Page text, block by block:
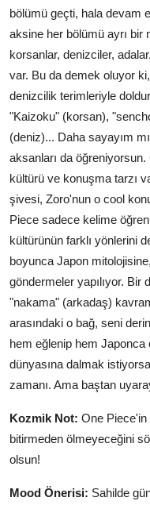
bölümü geçti, hala devam
aksine her bölümü ayrı
korsanlar, denizciler,
var. Bu da demek oluyor
denizcilik terimleriyle
"Kaizoku" (korsan),
(deniz)... Daha sayayım
aksanları da
kültürü ve konuşma tarzı
şivesi, Zoro'nun o cool
Piece sadece kelime
kültürünün farklı yönlerini
boyunca Japon
göndermeler yapılıyor.
"nakama" (arkadaş)
arasındaki o bağ, seni
hem eğlenip hem Japonca
dünyasına dalmak
zamanı. Ama baştan
Kozmik Not: One Piece'in
bitirmeden ölmeyeceğini
olsun!
Mood Önerisi: Sahilde